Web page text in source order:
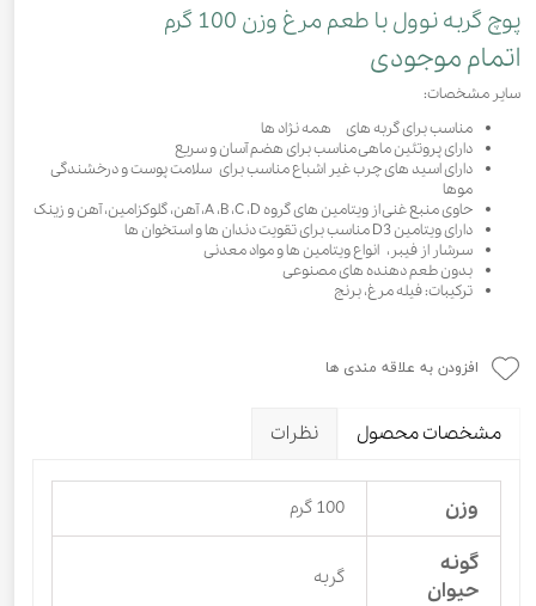
پوچ گربه نوول با طعم مرغ وزن 100 گرم
اتمام موجودی
سایر مشخصات:
مناسب برای گربه های همه نژاد ها
دارای پروتئین ماهی مناسب برای هضم آسان و سریع
دارای اسید های چرب غیر اشباع مناسب برای سلامت پوست و درخشندگی
موها
حاوی منبع غنی از ویتامین های گروه A ،B ،C ،D، آهن، گلوکزامین، آهن و زینک
دارای ویتامین D3 مناسب برای تقویت دندان ها و استخوان ها
سرشار از فیبر، انواع ویتامین ها و مواد معدنی
بدون طعم دهنده های مصنوعی
ترکیبات: فیله مرغ، برنج
افزودن به علاقه مندی ها
مشخصات محصول نظرات
وزن 100 گرم
گونه
حیوان
گربه